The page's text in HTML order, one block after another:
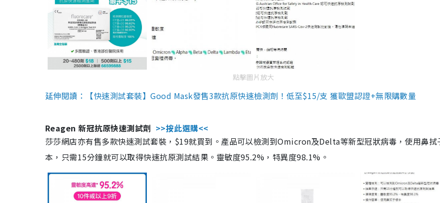
點擊圖片放大
延伸閱讀：【快速測試套裝】Good Mask發售3款抗原快速檢測劑！低至$15/支 獲歐盟認證+無限購數量
Reagen 新冠抗原快速測試劑 >>按此選購<<
莎莎網店亦有售多款快速測試套裝，$19就買到。產品可以檢測到Omicron及Delta等新型冠狀病毒，使用鼻拭
本，只需15分鐘就可以取得快速抗原測試結果。靈敏度95.2%，特異度98.1%。